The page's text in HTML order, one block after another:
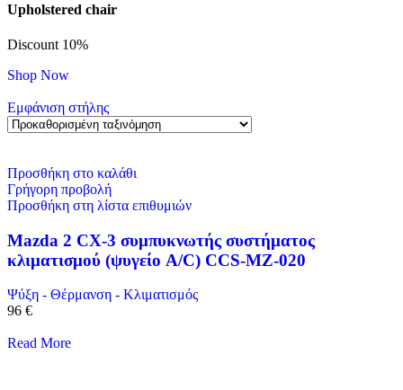
Upholstered chair
Discount 10%
Shop Now
Εμφάνιση στήλης
Προσθήκη στο καλάθι
Γρήγορη προβολή
Προσθήκη στη λίστα επιθυμιών
Mazda 2 CX-3 συμπυκνωτής συστήματος
κλιματισμού (ψυγείο A/C) CCS-MZ-020
Ψύξη - Θέρμανση - Κλιματισμός
96 €
Read More